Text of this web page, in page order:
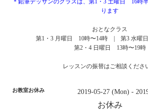
＊鉛筆デッサンのクラスは、第1・3 土曜日 16時
ります
おとなクラス
第1・3 月曜日 10時〜14時 | 第3 水曜
第2・4 日曜日 13時〜19時
レッスンの振替はご相談くださ
お教室お休み 2019-05-27 (Mon) -
お休み